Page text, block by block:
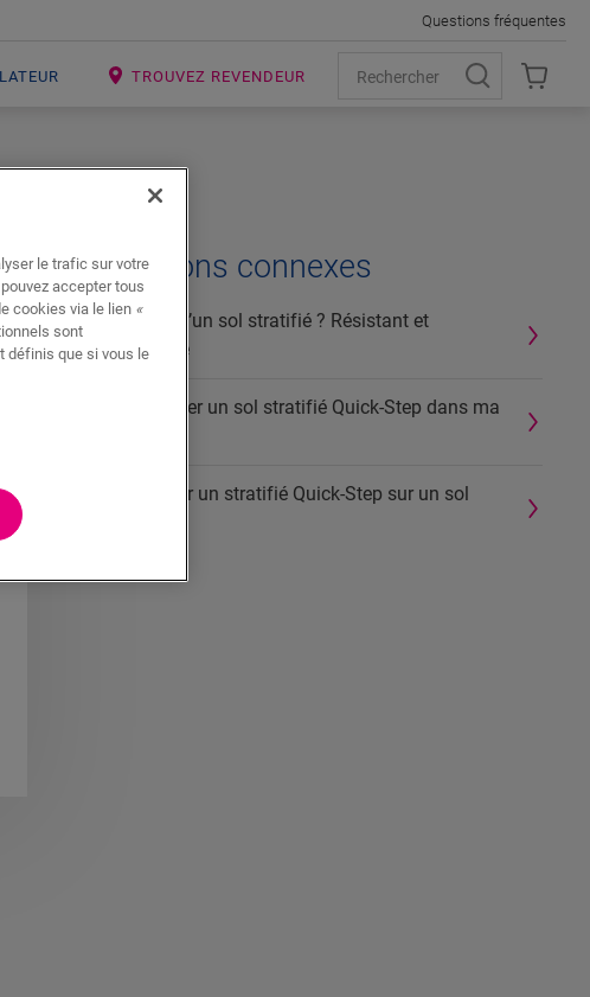
TROUVEZ REVENDEUR
Questions fréquentes
Questions connexes
Qu’est-ce qu’un sol stratifié ? Résistant et
multicouche
Puis-je utiliser un sol stratifié Quick-Step dans ma
Puis-je poser un stratifié Quick-Step sur un sol
le trafic sur votre
accepter tous
cookies via le lien «
sont
définis que si vous le